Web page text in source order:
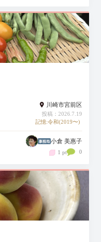
川崎市宮前区
投稿：2026.7.19
記憶:令和(2019〜)
小倉 美惠子
1 pt 0